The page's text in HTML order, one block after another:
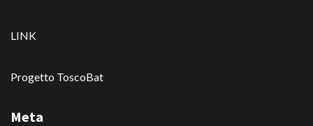
LINK
Progetto ToscoBat
Meta